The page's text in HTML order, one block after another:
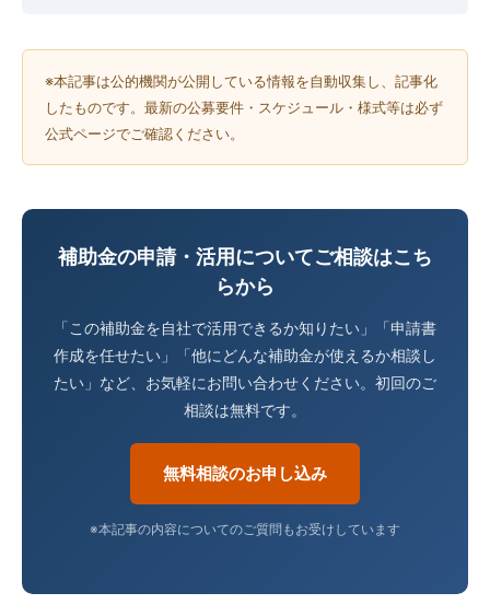
※本記事は公的機関が公開している情報を自動収集し、記事化
したものです。最新の公募要件・スケジュール・様式等は必ず
公式ページでご確認ください。
補助金の申請・活用についてご相談はこち
らから
「この補助金を自社で活用できるか知りたい」「申請書
作成を任せたい」「他にどんな補助金が使えるか相談し
たい」など、お気軽にお問い合わせください。初回のご
相談は無料です。
無料相談のお申し込み
※本記事の内容についてのご質問もお受けしています